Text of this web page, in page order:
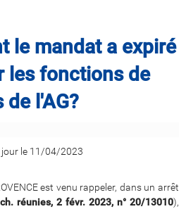
le mandat a expiré
les fonctions de
l'AG?
jour le 11/04/2023
est venu rappeler, dans un arrêt
réunies, 2 févr. 2023, n° 20/13010),